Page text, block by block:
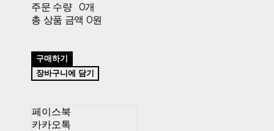
주문 수량
0개
총 상품 금액 0원
구매하기
장바구니에 담기
페이스북
카카오톡